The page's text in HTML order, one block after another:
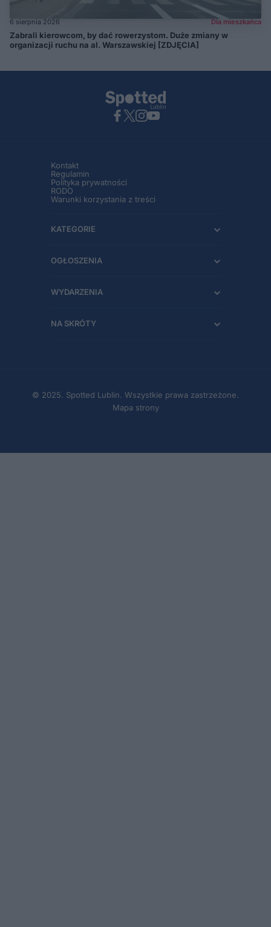
6 sierpnia 2026 Dla mieszkańca
Zabrali kierowcom, by dać rowerzystom. Duże zmiany w
organizacji ruchu na al. Warszawskiej [ZDJĘCIA]
KATEGORIE
OGŁOSZENIA
WYDARZENIA
NA SKRÓTY
Kontakt
Regulamin
Polityka prywatności
RODO
Warunki korzystania z treści
© 2025. Spotted Lublin. Wszystkie prawa zastrzeżone.
Mapa strony